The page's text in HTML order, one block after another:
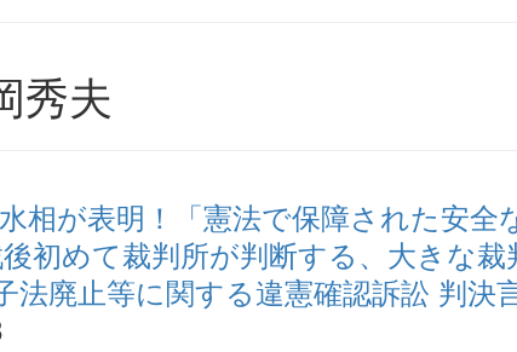
秀夫
相が表明！「憲法で保障された安全
初めて裁判所が判断する、大きな裁
法廃止等に関する違憲確認訴訟 判決